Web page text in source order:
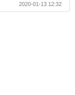
2020-01-13 12:32